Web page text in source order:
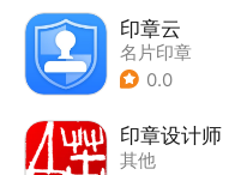
印章云
名片印章
0.0
印章设计师
其他